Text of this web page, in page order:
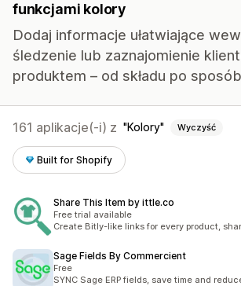
funkcjami kolory
Dodaj informacje ułatwiające
śledzenie lub zaznajomienie
produktem – od składu po
161 aplikacje(-i) z Kolory Wyczyść
Built for Shopify
Share This Item by ittle.co
Free trial available
Create Bitly-like links for every product,
Sage Fields By Commercient
Free
SYNC Sage ERP fields, save time and